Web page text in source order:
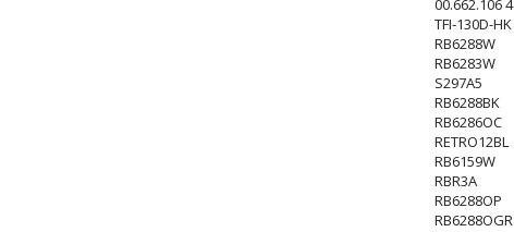
00.662.106 4
TFI-130D-HK
RB6288W
RB6283W
S297A5
RB6288BK
RB6286OC
RETRO12BL
RB6159W
RBR3A
RB6288OP
RB6288OGR